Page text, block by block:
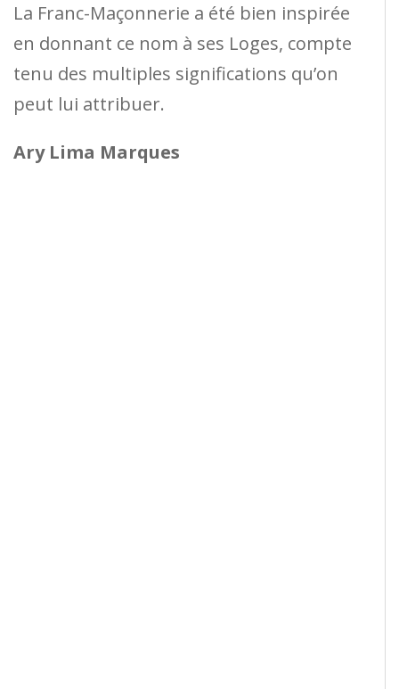
La Franc-Maçonnerie a été bien inspirée
en donnant ce nom à ses Loges, compte
tenu des multiples significations qu’on
peut lui attribuer.
Ary Lima Marques